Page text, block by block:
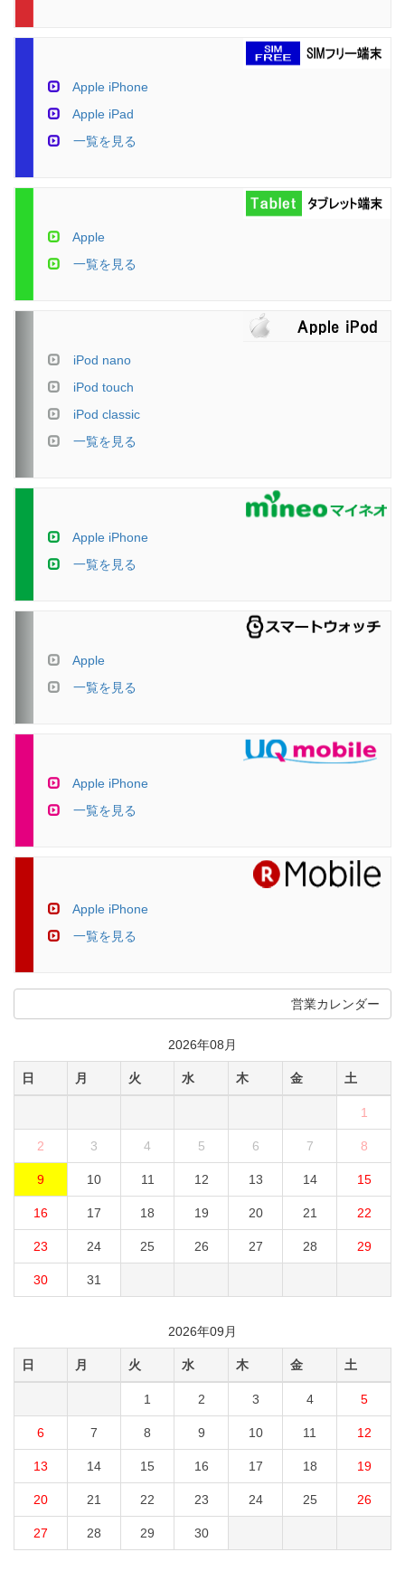
Apple iPhone
Apple iPad
一覧を見る
Apple
一覧を見る
iPod nano
iPod touch
iPod classic
一覧を見る
Apple iPhone
一覧を見る
Apple
一覧を見る
Apple iPhone
一覧を見る
Apple iPhone
一覧を見る
営業カレンダー
2026年08月
日 月 火 水 木 金 土
1
2 3 4 5 6 7 8
9 10 11 12 13 14 15
16 17 18 19 20 21 22
23 24 25 26 27 28 29
30 31
2026年09月
日 月 火 水 木 金 土
1 2 3 4 5
6 7 8 9 10 11 12
13 14 15 16 17 18 19
20 21 22 23 24 25 26
27 28 29 30